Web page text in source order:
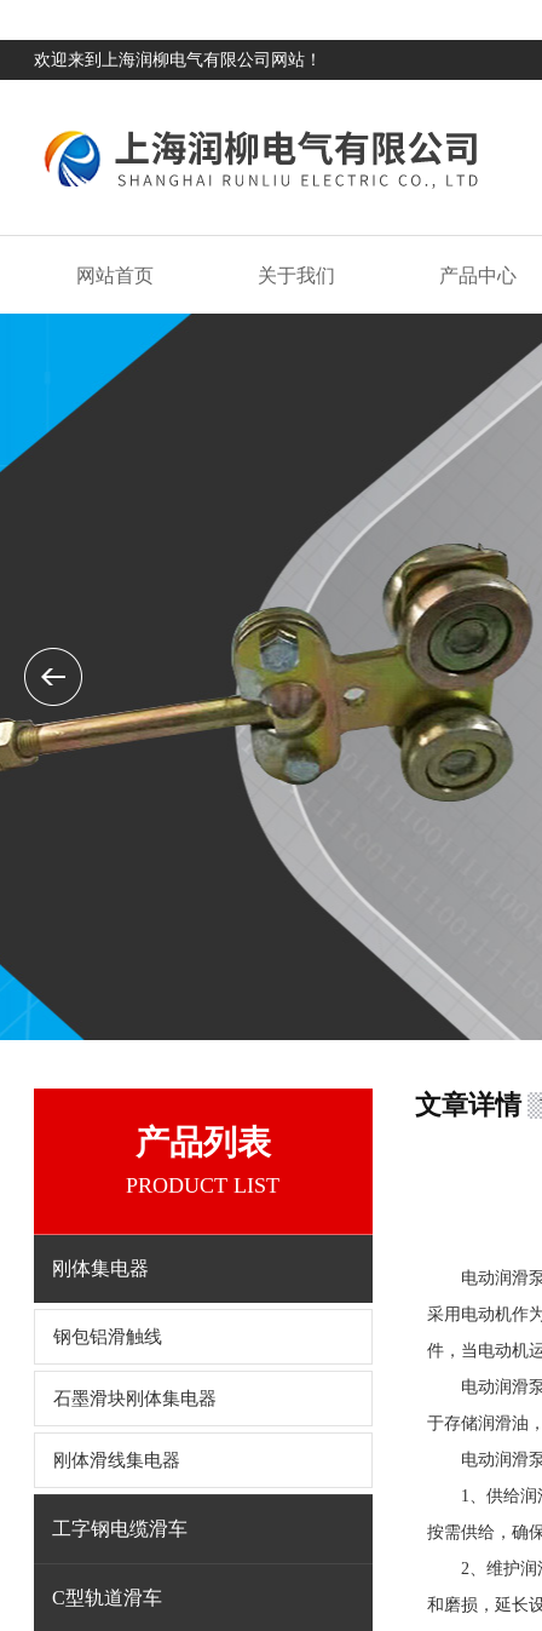
欢迎来到上海润柳电气有限公司网站！
网站首页 关于我们 产品中心
产品列表
PRODUCT LIST
刚体集电器
钢包铝滑触线
石墨滑块刚体集电器
刚体滑线集电器
工字钢电缆滑车
C型轨道滑车
文章详情
电动润滑
采用电动机作
件，当电动机
电动润滑泵
于存储润滑油
电动润滑
1、供给润滑
按需供给，确
2、维护润滑
和磨损，延长